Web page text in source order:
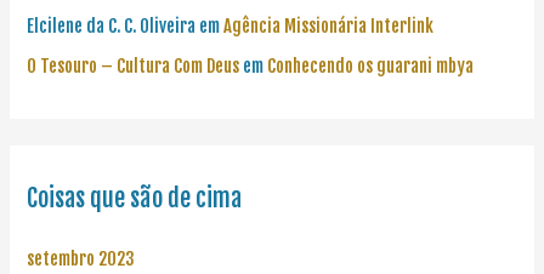
Elcilene da C. C. Oliveira emAgência Missionária Interlink
O Tesouro – Cultura Com Deus em Conhecendo os guarani mbya
Coisas que são de cima
setembro 2023